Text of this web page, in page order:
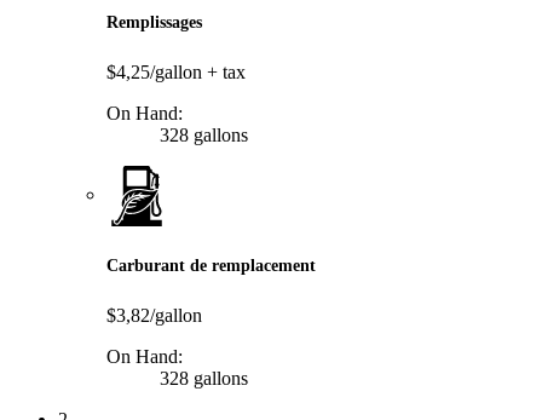
Remplissages
$4,25/gallon + tax
On Hand:
328 gallons
Carburant de remplacement
$3,82/gallon
On Hand:
328 gallons